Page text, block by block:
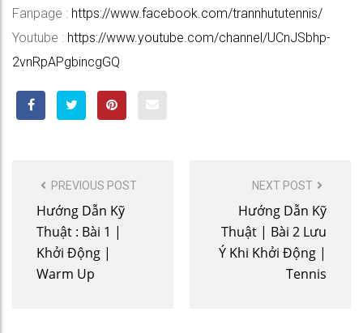
Fanpage : https://www.facebook.com/trannhututennis/
Youtube : https://www.youtube.com/channel/UCnJSbhp-
2vnRpAPgbincgGQ
NAVIGATION
PREVIOUS POST
Hướng Dẫn Kỹ
Thuật : Bài 1 |
Khởi Động |
Warm Up
NEXT POST
Hướng Dẫn Kỹ
Thuật | Bài 2 Lưu
Ý Khi Khởi Động |
Tennis